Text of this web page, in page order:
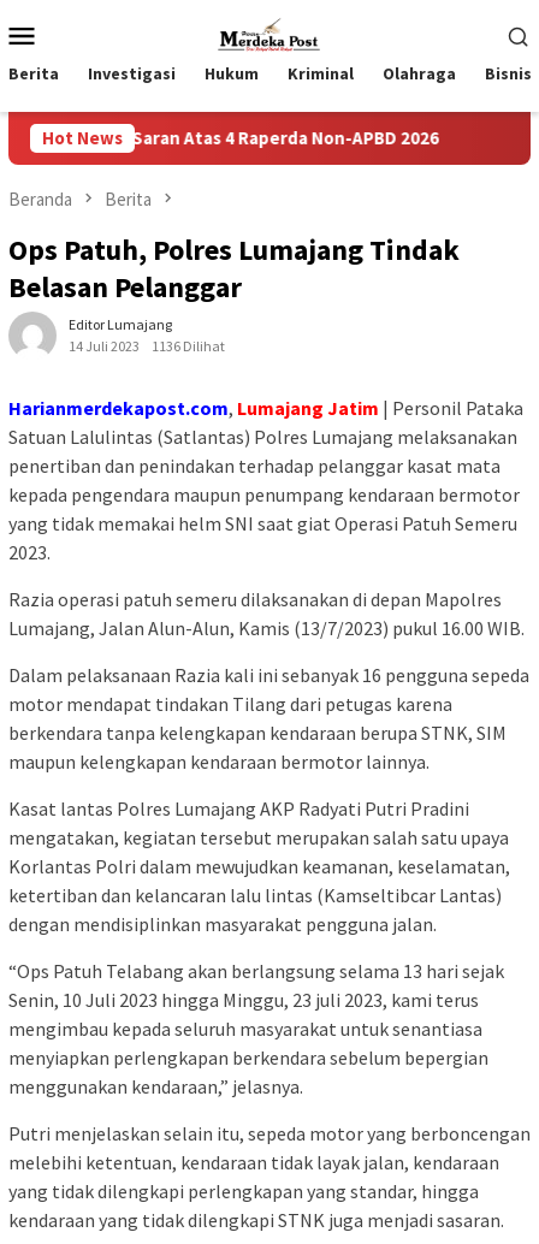
ke
kontenMobile
Berita Investigasi Hukum Kriminal Olahraga Bisnis
Hot News
Saran Atas 4 Raperda Non-APBD 2026 Pemdes
Beranda Berita
Ops Patuh, Polres Lumajang Tindak
Belasan Pelanggar
Editor Lumajang
14 Juli 2023
1136 Dilihat
Harianmerdekapost.com, Lumajang Jatim | Personil Pataka
Satuan Lalulintas (Satlantas) Polres Lumajang melaksanakan
penertiban dan penindakan terhadap pelanggar kasat mata
kepada pengendara maupun penumpang kendaraan bermotor
yang tidak memakai helm SNI saat giat Operasi Patuh Semeru
2023.
Razia operasi patuh semeru dilaksanakan di depan Mapolres
Lumajang, Jalan Alun-Alun, Kamis (13/7/2023) pukul 16.00 WIB.
Dalam pelaksanaan Razia kali ini sebanyak 16 pengguna sepeda
motor mendapat tindakan Tilang dari petugas karena
berkendara tanpa kelengkapan kendaraan berupa STNK, SIM
maupun kelengkapan kendaraan bermotor lainnya.
Kasat lantas Polres Lumajang AKP Radyati Putri Pradini
mengatakan, kegiatan tersebut merupakan salah satu upaya
Korlantas Polri dalam mewujudkan keamanan, keselamatan,
ketertiban dan kelancaran lalu lintas (Kamseltibcar Lantas)
dengan mendisiplinkan masyarakat pengguna jalan.
“Ops Patuh Telabang akan berlangsung selama 13 hari sejak
Senin, 10 Juli 2023 hingga Minggu, 23 juli 2023, kami terus
mengimbau kepada seluruh masyarakat untuk senantiasa
menyiapkan perlengkapan berkendara sebelum bepergian
menggunakan kendaraan,” jelasnya.
Putri menjelaskan selain itu, sepeda motor yang berboncengan
melebihi ketentuan, kendaraan tidak layak jalan, kendaraan
yang tidak dilengkapi perlengkapan yang standar, hingga
kendaraan yang tidak dilengkapi STNK juga menjadi sasaran.